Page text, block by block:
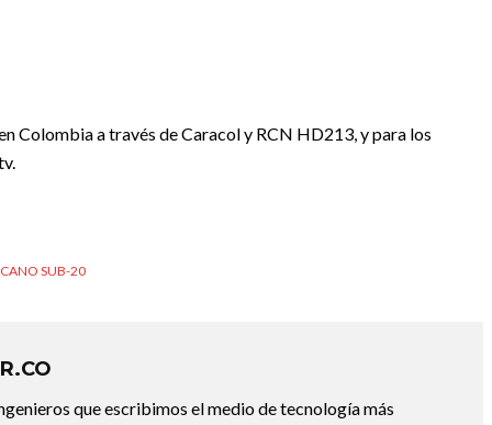
Colombia a través de Caracol y RCN HD213, y para los
SUB-20
que escribimos el medio de tecnología más